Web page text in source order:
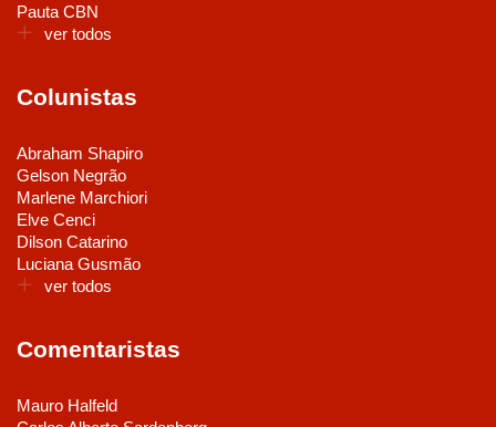
Pauta CBN
ver todos
Colunistas
Abraham Shapiro
Gelson Negrão
Marlene Marchiori
Elve Cenci
Dilson Catarino
Luciana Gusmão
ver todos
Comentaristas
Mauro Halfeld